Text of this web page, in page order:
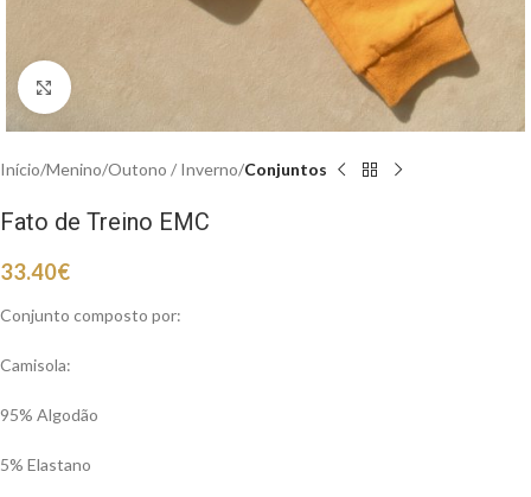
Clique para aumentar
Início Menino Outono / Inverno Conjuntos
Fato de Treino EMC
33.40€
Conjunto composto por:
Camisola:
95% Algodão
5% Elastano